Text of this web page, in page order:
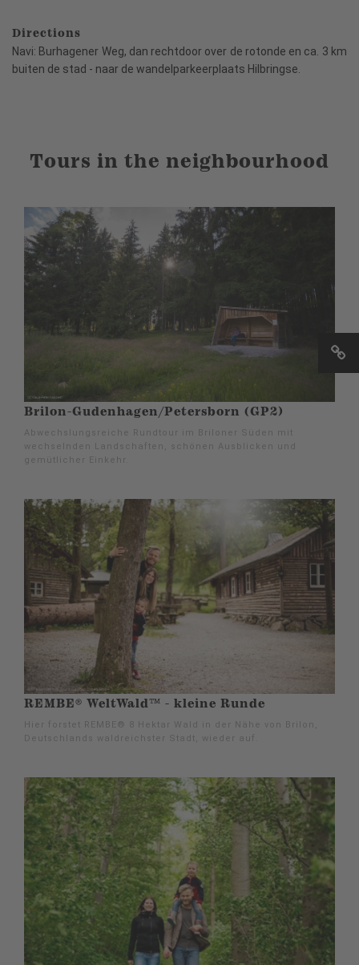
Directions
Navi: Burhagener Weg, dan rechtdoor over de rotonde en ca. 3 km
buiten de stad - naar de wandelparkeerplaats Hilbringse.
Tours in the neighbourhood
Brilon-Gudenhagen/Petersborn (GP2)
Abwechslungsreiche Rundtour im Briloner Süden mit
wechselnden Landschaften, schönen Ausblicken und
gemütlicher Einkehr.
REMBE® WeltWald™ - kleine Runde
Hier forstet REMBE® 8 Hektar Wald in der Nähe von Brilon,
Deutschlands waldreichster Stadt, wieder auf.